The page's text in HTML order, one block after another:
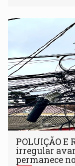
POLUIÇÃO E
irregular
permanece